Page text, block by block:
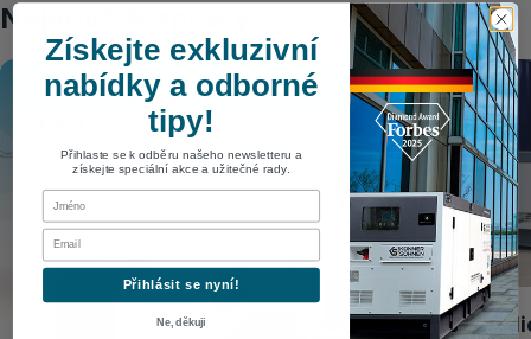
Nejnovější zprávy
Články
Výhody
Získejte exkluzivní
nabídky a odborné
tipy!
Přihlaste se k odběru našeho newsletteru a
získejte speciální akce a užitečné rady.
First Name
Email
Přihlásit se nyní!
Ne, děkuji